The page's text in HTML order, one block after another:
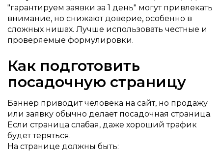
"гарантируем заявки за 1 день" могут привлекать
внимание, но снижают доверие, особенно в
сложных нишах. Лучше использовать честные и
проверяемые формулировки.
Как подготовить
посадочную страницу
Баннер приводит человека на сайт, но продажу
или заявку обычно делает посадочная страница.
Если страница слабая, даже хороший трафик
будет теряться.
На странице должны быть: